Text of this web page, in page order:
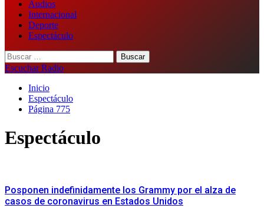
Audios
Internacional
Deporte
Espectáculo
Buscar:
Escuchar Radio
Inicio
Espectáculo
Página 775
Espectáculo
Posponen indefinidamente los Grammy por el alza de
casos de coronavirus en Estados Unidos